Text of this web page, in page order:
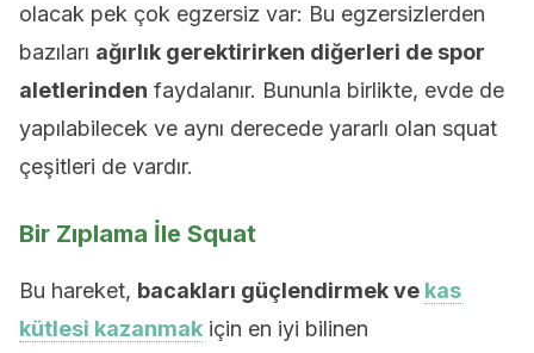
olacak pek çok egzersiz var: Bu egzersizlerden
bazıları ağırlık gerektirirken diğerleri de spor
aletlerinden faydalanır. Bununla birlikte, evde de
yapılabilecek ve aynı derecede yararlı olan squat
çeşitleri de vardır.
Bir Zıplama İle Squat
Bu hareket, bacakları güçlendirmek ve kas
kütlesi kazanmak için en iyi bilinen